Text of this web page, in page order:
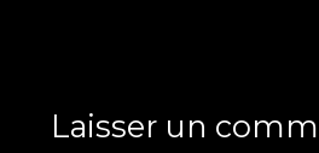
Laisser un